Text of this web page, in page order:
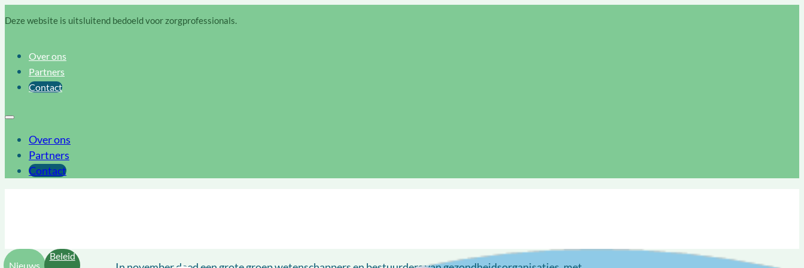
Deze website is uitsluitend bedoeld voor zorgprofessionals.
Over ons
Partners
Contact
Over ons
Partners
Contact
Nieuws
Beleid